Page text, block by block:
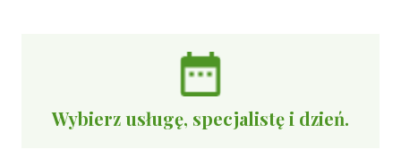
Wybierz usługę, specjalistę i dzień.